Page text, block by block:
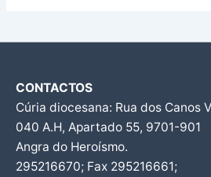
CONTACTOS
Cúria diocesana: Rua dos Canos
040 A.H, Apartado 55, 9701-901
Angra do Heroísmo.
295216670; Fax 295216661;